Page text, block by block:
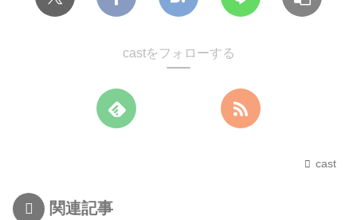
castをフォローする
cast
関連記事